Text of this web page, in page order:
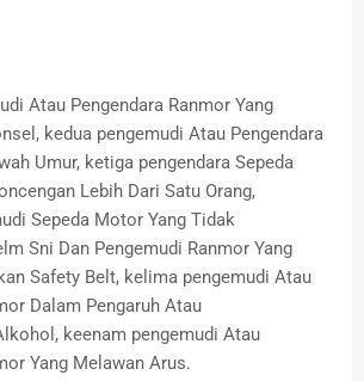
Atau Pengendara Ranmor Yang
kedua pengemudi Atau Pengendara
Umur, ketiga pengendara Sepeda
Lebih Dari Satu Orang,
Sepeda Motor Yang Tidak
Sni Dan Pengemudi Ranmor Yang
Safety Belt, kelima pengemudi Atau
Dalam Pengaruh Atau
keenam pengemudi Atau
Yang Melawan Arus.